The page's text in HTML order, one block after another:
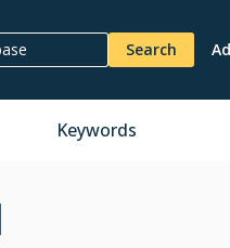
Search
Keywords